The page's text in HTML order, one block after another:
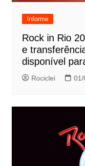
Informe
Rock in Rio
e
disponível
Rociclei 01/